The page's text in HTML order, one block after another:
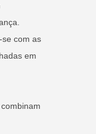
com as
em